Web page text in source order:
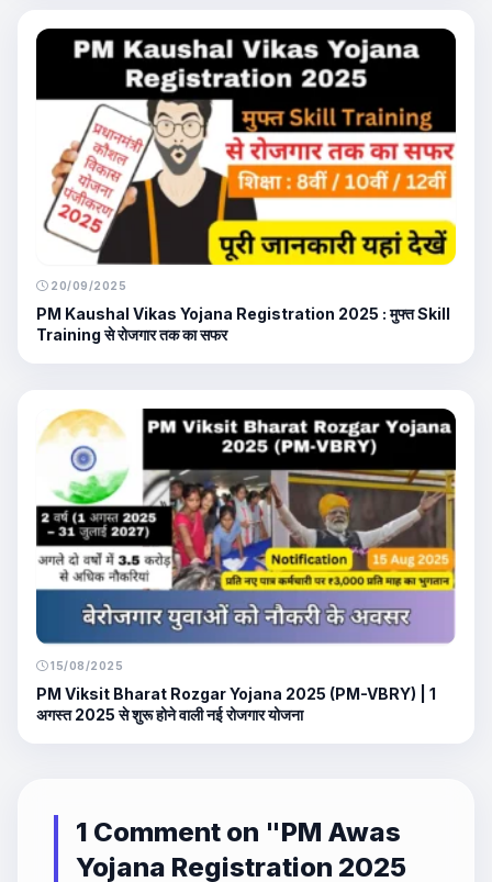
20/09/2025
PM Kaushal Vikas Yojana Registration 2025 : मुफ्त Skill
Training से रोजगार तक का सफर
15/08/2025
PM Viksit Bharat Rozgar Yojana 2025 (PM-VBRY) | 1
अगस्त 2025 से शुरू होने वाली नई रोजगार योजना
1 Comment on "PM Awas
Yojana Registration 2025